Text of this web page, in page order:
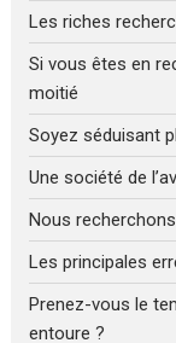
Les riches
Si vous êtes en
moitié
Soyez séduisant
Une société de
Nous
Les principales
Prenez-vous le
entoure ?